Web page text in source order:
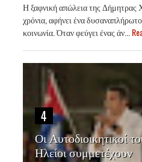
Η ξαφνική απώλεια της Δήμητρας
χρόνια, αφήνει ένα
κοινωνία. Όταν φεύγει ένας άν...
4
Οι Αυτοδιοικητικοί
Ηλείοι συμμετέχουν